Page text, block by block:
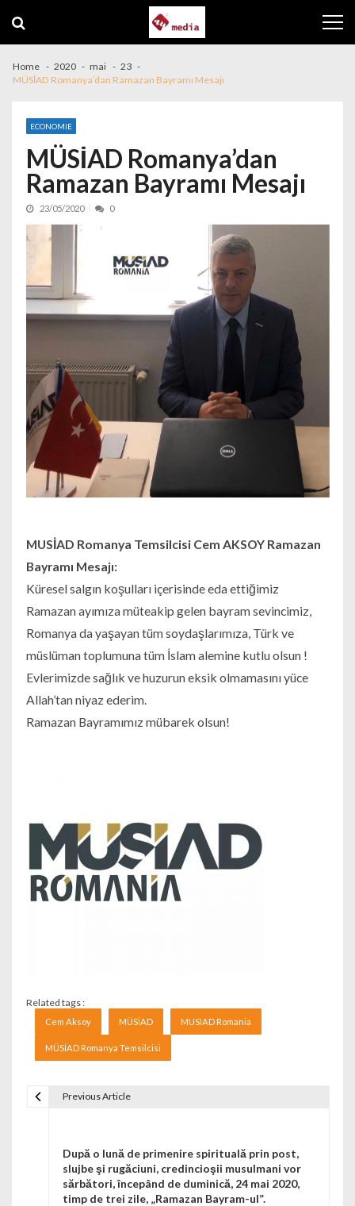
Home 2020 mai
23
MÜSİAD Romanya’dan Ramazan Bayramı Mesajı
ECONOMIE
MÜSİAD Romanya’dan
Ramazan Bayramı Mesajı
23/05/2020 0
MUSİAD Romanya Temsilcisi Cem AKSOY Ramazan
Bayramı Mesajı:
Küresel salgın koşulları içerisinde eda ettiğimiz
Ramazan ayımıza müteakip gelen bayram sevincimiz,
Romanya da yaşayan tüm soydaşlarımıza, Türk ve
müslüman toplumuna tüm İslam alemine kutlu olsun !
Evlerimizde sağlık ve huzurun eksik olmamasını yüce
Allah’tan niyaz ederim.
Ramazan Bayramımız mübarek olsun!
Related tags :
Cem Aksoy MÜSİAD MUSIAD Romania
MÜSİAD Romanya Temsilcisi
Previous Article
După o lună de primenire spirituală prin post,
slujbe şi rugăciuni, credincioşii musulmani vor
sărbători, începând de duminică, 24 mai 2020,
timp de trei zile, „Ramazan Bayram-ul”.